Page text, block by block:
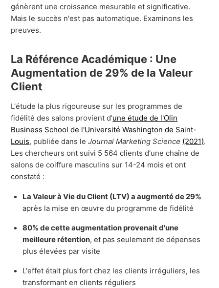
génèrent une croissance mesurable et significative.
Mais le succès n'est pas automatique. Examinons les
preuves.
La Référence Académique : Une
Augmentation de 29% de la Valeur
Client
L'étude la plus rigoureuse sur les programmes de
fidélité des salons provient d'une étude de l'Olin
Business School de l'Université Washington de Saint-
Louis, publiée dans leJournal Marketing Science (2021).
Les chercheurs ont suivi 5 564 clients d'une chaîne de
salons de coiffure masculins sur 14-24 mois et ont
constaté :
La Valeur à Vie du Client (LTV) a augmenté de 29%
après la mise en œuvre du programme de fidélité
80% de cette augmentation provenait d'une
meilleure rétention, et pas seulement de dépenses
plus élevées par visite
L'effet était plus fort chez les clients irréguliers, les
transformant en clients réguliers